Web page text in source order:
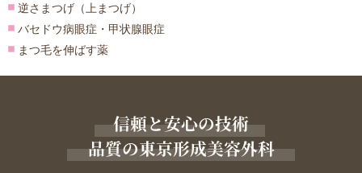
逆さまつげ（上まつげ）
バセドウ病眼症・甲状腺眼症
まつ毛を伸ばす薬
信頼と安心の技術
品質の東京形成美容外科